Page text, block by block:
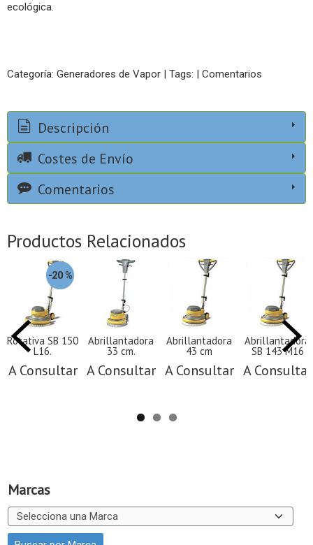
Marcas
ecológica.
Categoría: Generadores de Vapor | Tags: | Comentarios
Descripción
Costes de Envío
Comentarios
Productos Relacionados
-20 %
Rotativa SB 150
L16.
A Consultar
Abrillantadora
33 cm.
A Consultar
Abrillantadora
43 cm
A Consultar
Abrillantadora
SB 143 M16
A Consultar